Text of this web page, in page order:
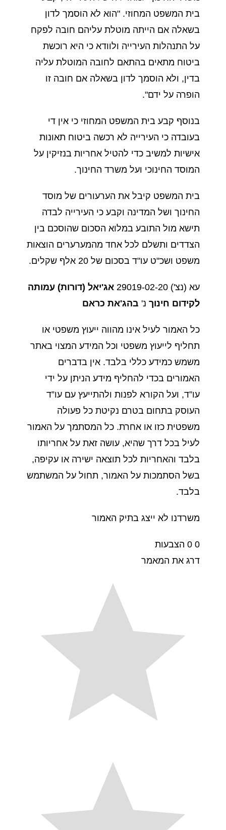
בית המשפט המחוזי. "הוא לא הוסמך לדון
בשאלה אם הייתה מוטלת עליהם חובה לפקח
על התנהלות העירייה ולוודא כי היא רוכשת
ביטוח מתאים בהתאם לחובה המוטלת עליה
בדין, ולא הוסמך לדון בשאלה אם חובה זו
הופרה על ידם".
בנוסף קבע בית המשפט המחוזי כי אין די
בעובדה כי העירייה לא רכשה ביטוח תאונות
אישיות למשיב כדי להטיל אחריות בנזיקין על
המוסד החינוכי ועל משרד החינוך.
בית המשפט קיבל את הערעורים של מוסד
החינוך ושל המדינה וקבע כי העירייה לבדה
תישא מול התובע במלוא הסכום שהוסכם בין
הצדדים ותשלם לכל אחד מהמערערים הוצאות
משפט ושכ"ט עו"ד בסכום של 20 אלף שקלים.
עא (נצ') 29019-02-20
אג'יאל (דורות) עמותה
לקידום חינוך נ' בהג'את כראם
כל האמור לעיל אינו מהווה ייעוץ משפטי או
תחליף לייעוץ משפטי וכל המידע המצוי באתר
משמש כמידע כללי בלבד. אין בדברים
האמורים בכדי להחליף מידע הניתן על ידי
עו”ד, ועל הקורא לפנות ולהתייעץ עם עו”ד
העוסק בתחום בטרם נקיטת כל פעולה
משפטית כזו או אחרת. כל המסתמך על האמור
לעיל בכל דרך שהיא, עושה זאת על אחריותו
בלבד והאחריות לכל תוצאה ישירה או עקיפה,
בשל הסתמכות על האמור, תחול על המשתמש
בלבד.
משרדנו לא ייצג בתיק האמור
0
0 הצבעות
דרג את המאמר